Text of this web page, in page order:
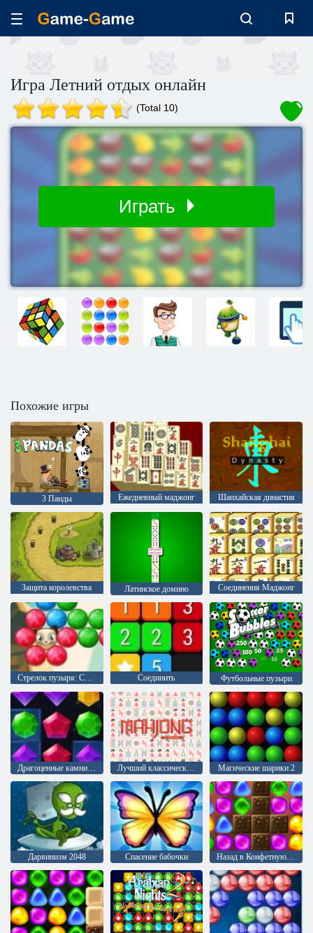
Игра Летний отдых онлайн
(Total 10)
Играть
Похожие игры
3 Панды Ежедневный маджонг Шанхайская династия
Защита королевства Латинское домино Соединения Маджонг
Стрелок пузыря: Сага 2 Соединить Футбольные пузыри
Драгоценные камни: Взрыв Лучший классический маджонг Магические шарики 2
Дарвинизм 2048 Спасение бабочки Назад в Конфетную страну 2